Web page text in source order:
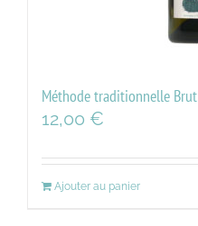
Méthode traditionnelle Brut
12,00 €
Ajouter au panier